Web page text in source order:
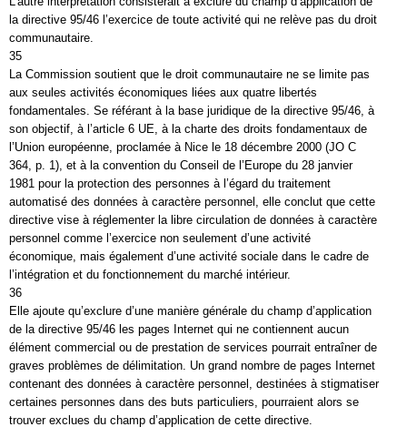
la directive 95/46 l’exercice de toute activité qui ne relève pas du droit
communautaire.
35
La Commission soutient que le droit communautaire ne se limite pas
aux seules activités économiques liées aux quatre libertés
fondamentales. Se référant à la base juridique de la directive 95/46, à
son objectif, à l’article 6 UE, à la charte des droits fondamentaux de
l’Union européenne, proclamée à Nice le 18 décembre 2000 (JO C
364, p. 1), et à la convention du Conseil de l’Europe du 28 janvier
1981 pour la protection des personnes à l’égard du traitement
automatisé des données à caractère personnel, elle conclut que cette
directive vise à réglementer la libre circulation de données à caractère
personnel comme l’exercice non seulement d’une activité
économique, mais également d’une activité sociale dans le cadre de
l’intégration et du fonctionnement du marché intérieur.
36
Elle ajoute qu’exclure d’une manière générale du champ d’application
de la directive 95/46 les pages Internet qui ne contiennent aucun
élément commercial ou de prestation de services pourrait entraîner de
graves problèmes de délimitation. Un grand nombre de pages Internet
contenant des données à caractère personnel, destinées à stigmatiser
certaines personnes dans des buts particuliers, pourraient alors se
trouver exclues du champ d’application de cette directive.